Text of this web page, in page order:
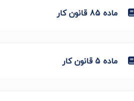
ماده 85 قانون کار
ماده 5 قانون کار